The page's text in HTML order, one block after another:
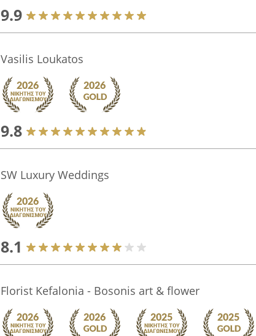
9.9
Vasilis Loukatos
9.8
SW Luxury Weddings
8.1
Florist Kefalonia - Bosonis art & flower